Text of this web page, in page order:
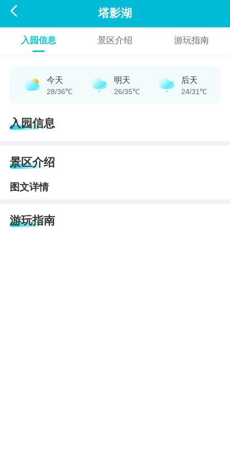
 塔影湖
入园信息 景区介绍 游玩指南
今天
28/36℃
明天
26/35℃
后天
24/31℃
入园信息
景区介绍
图文详情
游玩指南